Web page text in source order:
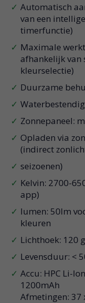
Automatisch
van een
timerfunctie)
Maximale
afhankelijk van
kleurselectie)
Duurzame
Zonnepaneel:
Opladen via
(indirect
seizoenen)
Kelvin: 2700-
app)
lumen: 50lm
kleuren
Lichthoek: 120
Levensduur: <
Accu: HPC Li-
1200mAh
Afmetingen: 37